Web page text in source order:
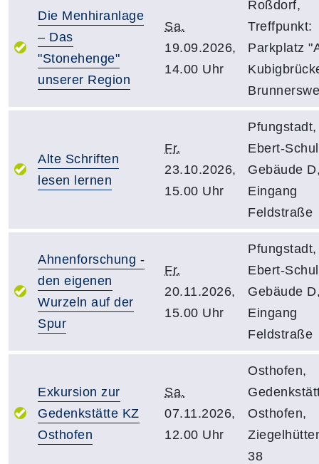
Die Menhiranlage
– Das
"Stonehenge"
unserer Region
Sa.
19.09.2026,
14.00 Uhr
Roßdorf,
Treffpunkt:
Parkplatz
Alte Schriften
lesen lernen
Fr.
23.10.2026,
15.00 Uhr
Ebert-
Gebäude
Eingang
Feldstraße
Ahnenforschung -
den eigenen
Wurzeln auf der
Spur
Fr.
20.11.2026,
15.00 Uhr
Ebert-
Gebäude
Eingang
Feldstraße
Exkursion zur
Gedenkstätte KZ
Osthofen
Sa.
07.11.2026,
12.00 Uhr
Osthofen,
Osthofen,
38